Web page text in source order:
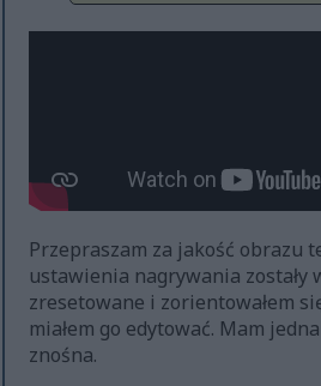
Przepraszam za jakość obrazu
ustawienia nagrywania zostały
zresetowane i zorientowałem
miałem go edytować. Mam
znośna.